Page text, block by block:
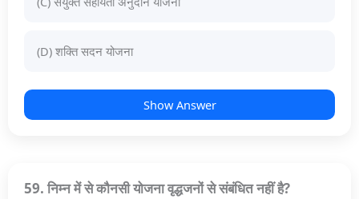
(D) शक्ति सदन योजना
Show Answer
59. निम्न में से कौनसी योजना वृद्धजनों से संबंधित नहीं है?